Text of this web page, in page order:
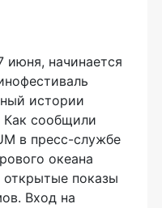
июня, начинается
истории
Как сообщили
в пресс-службе
океана
открытые показы
Вход на